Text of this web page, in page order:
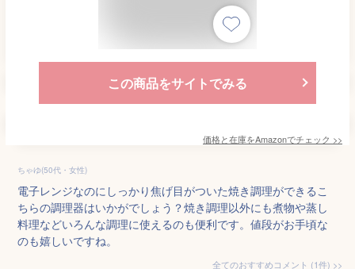
この商品をサイトでみる
価格と在庫をAmazonでチェック >>
ちゃゆ(50代・女性)
電子レンジなのにしっかり焦げ目がついた焼き調理ができるこ
ちらの調理器はいかがでしょう？焼き調理以外にも煮物や蒸し
料理などいろんな調理に使えるのも便利です。値段がお手頃な
のも嬉しいですね。
全てのおすすめコメント (1件) >